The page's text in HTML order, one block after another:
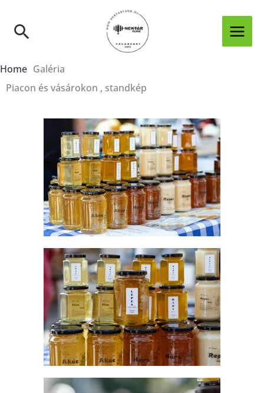
contentSearch
Home Galéria
Piacon és vásárokon , standkép